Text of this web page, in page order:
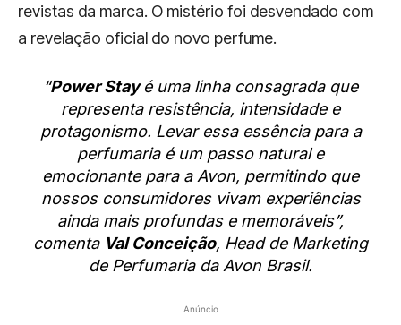
revistas da marca. O mistério foi desvendado com
a revelação oficial do novo perfume.
“Power Stayé uma linha consagrada que
representa resistência, intensidade e
protagonismo. Levar essa essência para a
perfumaria é um passo natural e
emocionante para a Avon, permitindo que
nossos consumidores vivam experiências
ainda mais profundas e memoráveis”,
comenta Val Conceição, Head de Marketing
de Perfumaria da Avon Brasil.
Anúncio